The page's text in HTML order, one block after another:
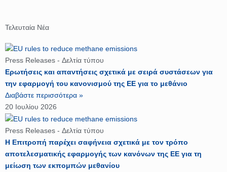
Τελευταία Νέα
Press Releases - Δελτία τύπου
Ερωτήσεις και απαντήσεις σχετικά με σειρά συστάσεων για
την εφαρμογή του κανονισμού της ΕΕ για το μεθάνιο
Διαβάστε περισσότερα »
20 Ιουλίου 2026
Press Releases - Δελτία τύπου
Η Επιτροπή παρέχει σαφήνεια σχετικά με τον τρόπο
αποτελεσματικής εφαρμογής των κανόνων της ΕΕ για τη
μείωση των εκπομπών μεθανίου
P
a
g
e
P
a
g
e
P
a
g
e
P
a
g
e
P
a
g
e